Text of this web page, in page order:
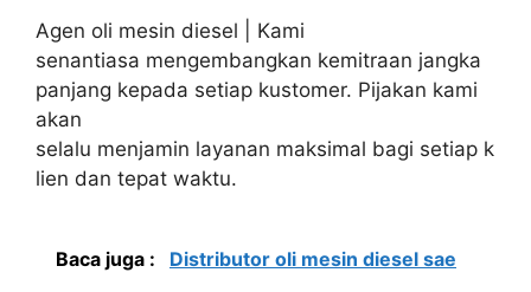
Agen oli mesin diesel | Kami
senantiasa mengembangkan kemitraan jangka
panjang kepada setiap kustomer. Pijakan kami
akan
selalu menjamin layanan maksimal bagi setiap k
lien dan tepat waktu.
Baca juga : Distributor oli mesin diesel sae